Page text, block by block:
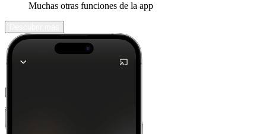
Muchas otras funciones de la app